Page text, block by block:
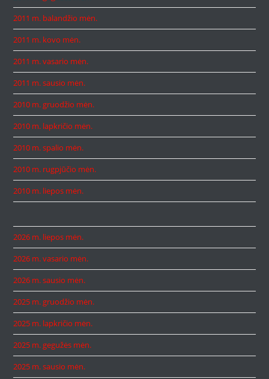
2011 m. balandžio mėn.
2011 m. kovo mėn.
2011 m. vasario mėn.
2011 m. sausio mėn.
2010 m. gruodžio mėn.
2010 m. lapkričio mėn.
2010 m. spalio mėn.
2010 m. rugpjūčio mėn.
2010 m. liepos mėn.
2026 m. liepos mėn.
2026 m. vasario mėn.
2026 m. sausio mėn.
2025 m. gruodžio mėn.
2025 m. lapkričio mėn.
2025 m. gegužės mėn.
2025 m. sausio mėn.